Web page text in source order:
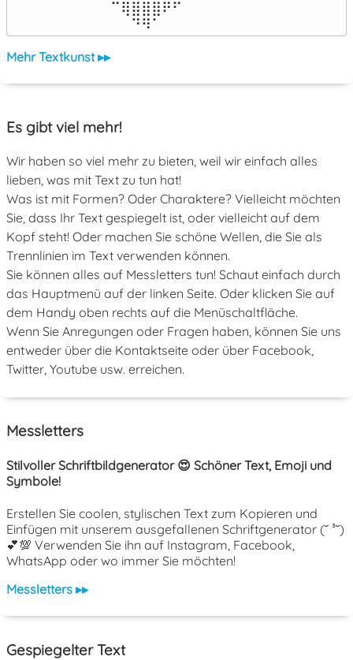
⠀⠀⠀⠀⠀⠉⢿⣿⣿⣿⠟⠋⠀⠀⠀⠀⠀
⠀⠀⠀⠀⠀⠀⠀⠙⠻⠁⠀⠀⠀⠀⠀⠀⠀⠀⠀⠀⠀⠀⠀
Mehr Textkunst ▸▸
Es gibt viel mehr!
Wir haben so viel mehr zu bieten, weil wir einfach alles
lieben, was mit Text zu tun hat!
Was ist mit Formen? Oder Charaktere? Vielleicht möchten
Sie, dass Ihr Text gespiegelt ist, oder vielleicht auf dem
Kopf steht! Oder machen Sie schöne Wellen, die Sie als
Trennlinien im Text verwenden können.
Sie können alles auf Messletters tun! Schaut einfach durch
das Hauptmenü auf der linken Seite. Oder klicken Sie auf
dem Handy oben rechts auf die Menüschaltfläche.
Wenn Sie Anregungen oder Fragen haben, können Sie uns
entweder über die Kontaktseite oder über Facebook,
Twitter, Youtube usw. erreichen.
Messletters
Stilvoller Schriftbildgenerator 😍 Schöner Text, Emoji und
Symbole!
Erstellen Sie coolen, stylischen Text zum Kopieren und
Einfügen mit unserem ausgefallenen Schriftgenerator (˘ ³˘)
💕💯 Verwenden Sie ihn auf Instagram, Facebook,
WhatsApp oder wo immer Sie möchten!
Messletters ▸▸
Gespiegelter Text